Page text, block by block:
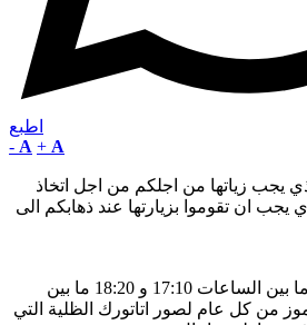
اطبع
- A + A
يجب زياتها من اجلكم من اجل اتخاذ
يجب ان تقوموا بزيارتها عند ذهابكم الى
من الممكن ان يتم رؤيتها ما بين الساعات 17:10 و 18:20 ما بين
15 حزيران – 15 تموز من كل عام لصور اتاتورك الظلية التي